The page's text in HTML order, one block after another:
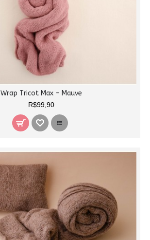
Wrap Tricot Max - Mauve
R$99,90